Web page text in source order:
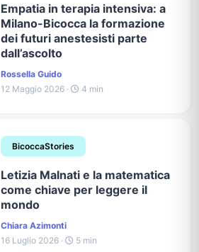
Empatia in terapia intensiva: a
Milano-Bicocca la formazione
dei futuri anestesisti parte
dall’ascolto
Rossella Guido
12 Maggio 2026 ·
4 min
BicoccaStories
Letizia Malnati e la matematica
come chiave per leggere il
mondo
Chiara Azimonti
16 Luglio 2026 ·
5 min